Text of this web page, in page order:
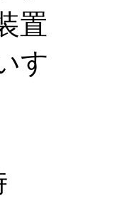
置
す